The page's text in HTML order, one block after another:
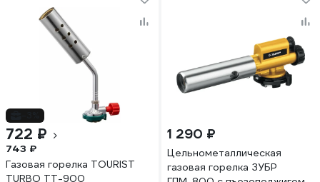
722 ₽
743 ₽
Газовая горелка TOURIST
TURBO TT-900
1 290 ₽
Цельнометаллическая
газовая горелка ЗУБР